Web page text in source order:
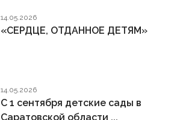
14.05.2026
«СЕРДЦЕ, ОТДАННОЕ ДЕТЯМ»
14.05.2026
С 1 сентября детские сады в
Саратовской области ...